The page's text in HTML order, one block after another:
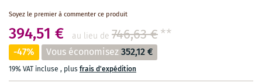
Soyez le premier à commenter ce produit
394,51 € au lieu de 746,63 €**
-47% Vous économisez352,12 €
19% VAT incluse , plusfrais d'expédition